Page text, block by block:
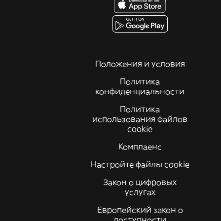
Положения и условия
Политика
конфиденциальности
Политика
использования файлов
cookie
Комплаенс
Настройте файлы cookie
Закон о цифровых
услугах
Европейский закон о